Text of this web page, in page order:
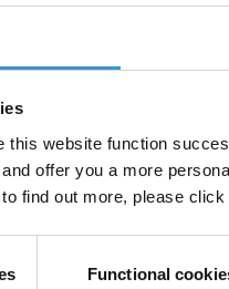
this website function
offer you a more
find out more, please
Functional
divulgado hoy por
corrupción en el país
y la prevalencia de
de Corrupción (IPC) 2012.
ocupando elpuesto